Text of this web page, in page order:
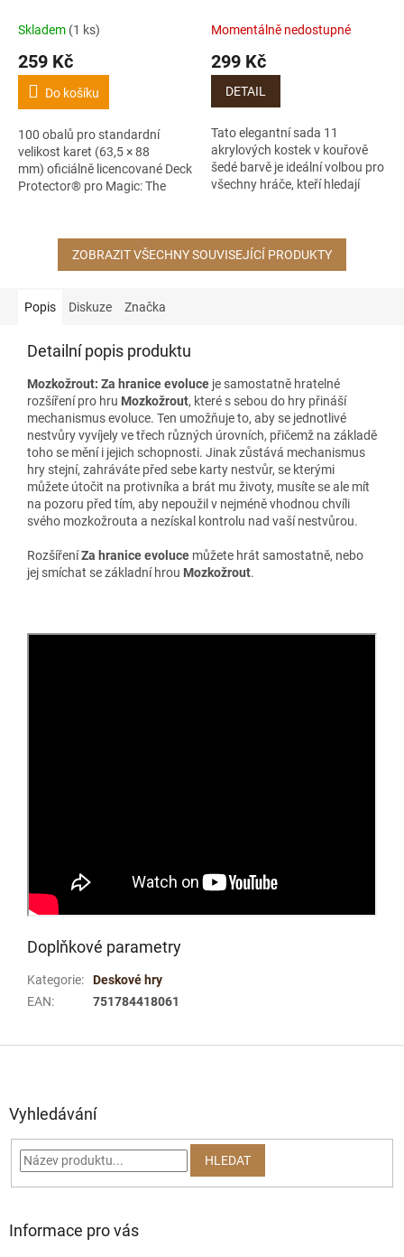
Gathering
Skladem (1 ks)
259 Kč
Do košíku
100 obalů pro standardní
velikost karet (63,5 × 88
mm) oficiálně licencované Deck
Protector® pro Magic: The
Momentálně nedostupné
299 Kč
DETAIL
Tato elegantní sada 11
akrylových kostek v kouřově
šedé barvě je ideální volbou pro
všechny hráče, kteří hledají
ZOBRAZIT VŠECHNY SOUVISEJÍCÍ PRODUKTY
Popis Diskuze Značka
Detailní popis produktu
Mozkožrout: Za hranice evoluce je samostatně hratelné
rozšíření pro hru Mozkožrout, které s sebou do hry přináší
mechanismus evoluce. Ten umožňuje to, aby se jednotlivé
nestvůry vyvíjely ve třech různých úrovních, přičemž na základě
toho se mění i jejich schopnosti. Jinak zůstává mechanismus
hry stejní, zahráváte před sebe karty nestvůr, se kterými
můžete útočit na protivníka a brát mu životy, musíte se ale mít
na pozoru před tím, aby nepoužil v nejméně vhodnou chvíli
svého mozkožrouta a nezískal kontrolu nad vaší nestvůrou.
RozšířeníZa hranice evoluce můžete hrát samostatně, nebo
jej smíchat se základní hrou Mozkožrout.
Doplňkové parametry
Kategorie:
Deskové hry
EAN: 751784418061
Vyhledávání
HLEDAT
Informace pro vás